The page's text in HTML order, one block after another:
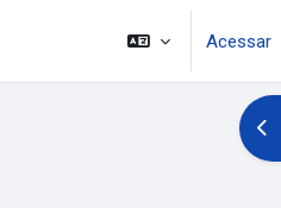
Acessar